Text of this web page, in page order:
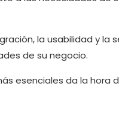
la usabilidad y la
de su negocio.
esenciales da la hora